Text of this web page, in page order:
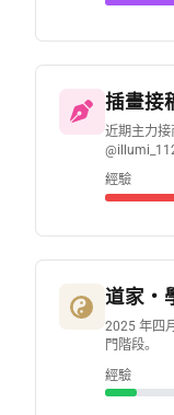
插畫接
近期主力
經驗
道家・
2025 年四
門階段。
經驗